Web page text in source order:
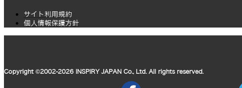
サイト利用規約
個人情報保護方針
Copyright ©2002-2026 INSPIRY JAPAN Co., Ltd. All rights reserved.